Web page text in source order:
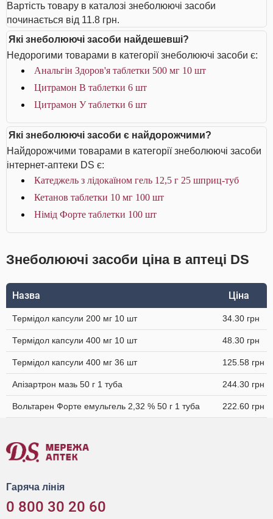
Вартість товару в каталозі знеболюючі засоби
починається від 11.8 грн.
Які знеболюючі засоби найдешевші?
Недорогими товарами в категорії знеболюючі засоби є:
Анальгін Здоров'я таблетки 500 мг 10 шт
Цитрамон В таблетки 6 шт
Цитрамон У таблетки 6 шт
Які знеболюючі засоби є найдорожчими?
Найдорожчими товарами в категорії знеболюючі засоби
інтернет-аптеки DS є:
Катеджель з лідокаїном гель 12,5 г 25 шприц-туб
Кетанов таблетки 10 мг 100 шт
Німід Форте таблетки 100 шт
Знеболюючі засоби ціна в аптеці DS
Назва Ціна
Термідол капсули 200 мг 10 шт 34.30 грн
Термідол капсули 400 мг 10 шт 48.30 грн
Термідол капсули 400 мг 36 шт 125.58 грн
Апізартрон мазь 50 г 1 туба 244.30 грн
Вольтарен Форте емульгель 2,32 % 50 г 1 туба 222.60 грн
Гаряча лінія
0 800 30 20 60